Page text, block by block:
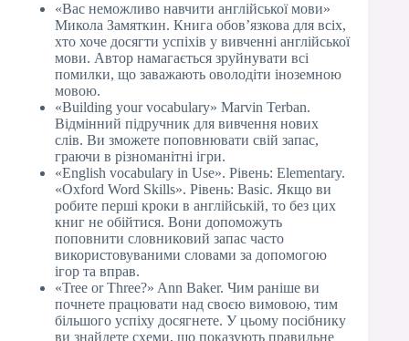
«Вас неможливо навчити англійської мови»
Микола Замяткин. Книга обов’язкова для всіх,
хто хоче досягти успіхів у вивченні англійської
мови. Автор намагається зруйнувати всі
помилки, що заважають оволодіти іноземною
мовою.
«Building your vocabulary» Marvin Terban.
Відмінний підручник для вивчення нових
слів. Ви зможете поповнювати свій запас,
граючи в різноманітні ігри.
«English vocabulary in Use». Рівень: Elementary.
«Oxford Word Skills». Рівень: Basic. Якщо ви
робите перші кроки в англійській, то без цих
книг не обійтися. Вони допоможуть
поповнити словниковий запас часто
використовуваними словами за допомогою
ігор та вправ.
«Tree or Three?» Ann Baker. Чим раніше ви
почнете працювати над своєю вимовою, тим
більшого успіху досягнете. У цьому посібнику
ви знайдете схеми, що показують правильне